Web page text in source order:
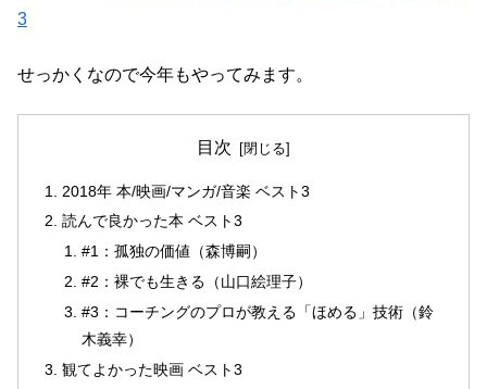
3
せっかくなので今年もやってみます。
目次
2018年 本/映画/マンガ/音楽 ベスト3
読んで良かった本 ベスト3
#1：孤独の価値（森博嗣）
#2：裸でも生きる（山口絵理子）
#3：コーチングのプロが教える「ほめる」技術（鈴
木義幸）
観てよかった映画 ベスト3